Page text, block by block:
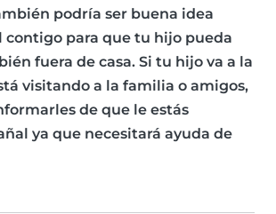
podría ser buena idea
contigo para que tu hijo pueda
fuera de casa. Si tu hijo va a la
visitando a la familia o amigos,
de que le estás
ya que necesitará ayuda de